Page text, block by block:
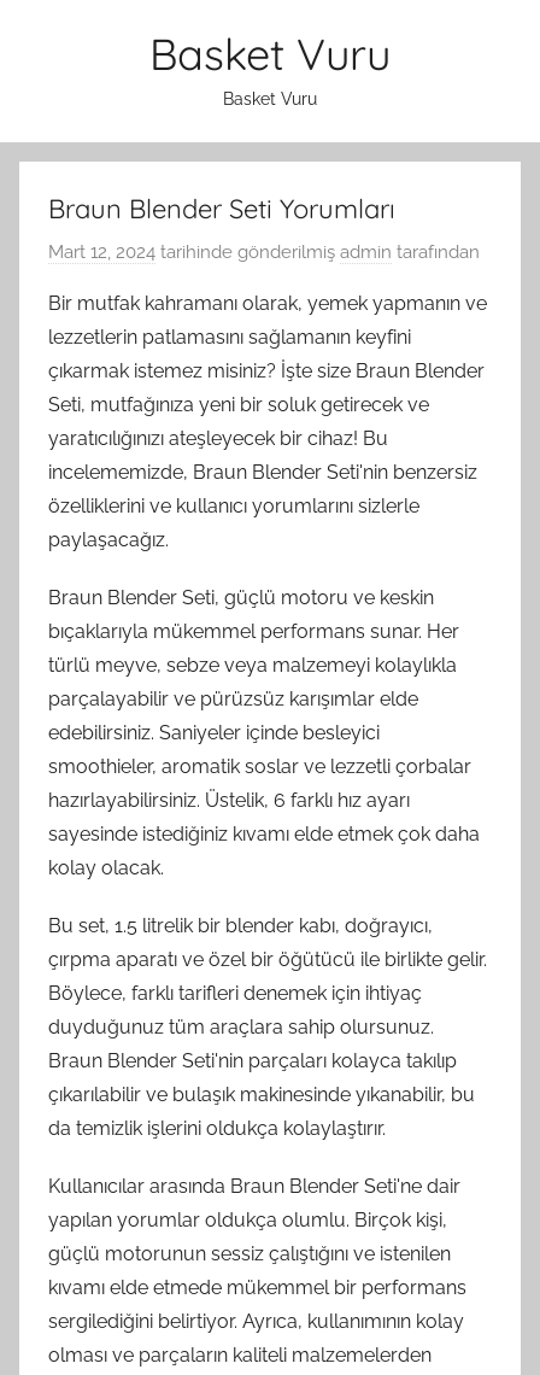
Basket Vuru
Basket Vuru
Braun Blender Seti Yorumları
Mart 12, 2024 tarihinde gönderilmiş admin tarafından
Bir mutfak kahramanı olarak, yemek yapmanın ve
lezzetlerin patlamasını sağlamanın keyfini
çıkarmak istemez misiniz? İşte size Braun Blender
Seti, mutfağınıza yeni bir soluk getirecek ve
yaratıcılığınızı ateşleyecek bir cihaz! Bu
incelememizde, Braun Blender Seti'nin benzersiz
özelliklerini ve kullanıcı yorumlarını sizlerle
paylaşacağız.
Braun Blender Seti, güçlü motoru ve keskin
bıçaklarıyla mükemmel performans sunar. Her
türlü meyve, sebze veya malzemeyi kolaylıkla
parçalayabilir ve pürüzsüz karışımlar elde
edebilirsiniz. Saniyeler içinde besleyici
smoothieler, aromatik soslar ve lezzetli çorbalar
hazırlayabilirsiniz. Üstelik, 6 farklı hız ayarı
sayesinde istediğiniz kıvamı elde etmek çok daha
kolay olacak.
Bu set, 1.5 litrelik bir blender kabı, doğrayıcı,
çırpma aparatı ve özel bir öğütücü ile birlikte gelir.
Böylece, farklı tarifleri denemek için ihtiyaç
duyduğunuz tüm araçlara sahip olursunuz.
Braun Blender Seti'nin parçaları kolayca takılıp
çıkarılabilir ve bulaşık makinesinde yıkanabilir, bu
da temizlik işlerini oldukça kolaylaştırır.
Kullanıcılar arasında Braun Blender Seti'ne dair
yapılan yorumlar oldukça olumlu. Birçok kişi,
güçlü motorunun sessiz çalıştığını ve istenilen
kıvamı elde etmede mükemmel bir performans
sergilediğini belirtiyor. Ayrıca, kullanımının kolay
olması ve parçaların kaliteli malzemelerden